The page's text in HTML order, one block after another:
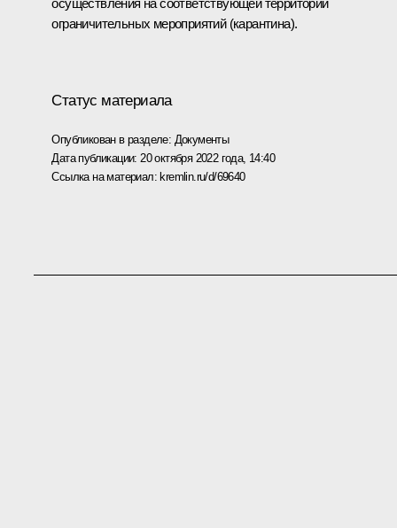
ограничительных мероприятий (карантина).
Статус материала
Опубликован в разделе: Документы
Дата публикации: 20 октября 2022 года, 14:40
Ссылка на материал: kremlin.ru/d/69640